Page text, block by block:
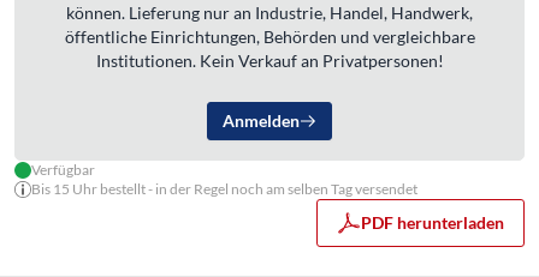
können. Lieferung nur an Industrie, Handel, Handwerk,
öffentliche Einrichtungen, Behörden und vergleichbare
Institutionen. Kein Verkauf an Privatpersonen!
Anmelden
Verfügbar
Bis 15 Uhr bestellt - in der Regel noch am selben Tag versendet
PDF herunterladen